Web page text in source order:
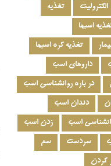
الکترولیت تغذیه
اسبها
تغذیه کره اسبها
داروهای اسب
در باره روانشناسی اسب
دندان اسب
اسب زدن اسب
سردست سم
کردن